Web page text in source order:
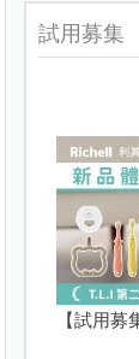
試用募集
【試用